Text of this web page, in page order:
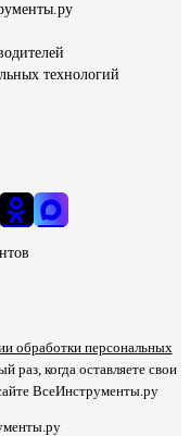
технологий
обработки персональных
раз, когда оставляете свои
ВсеИнструменты.ру